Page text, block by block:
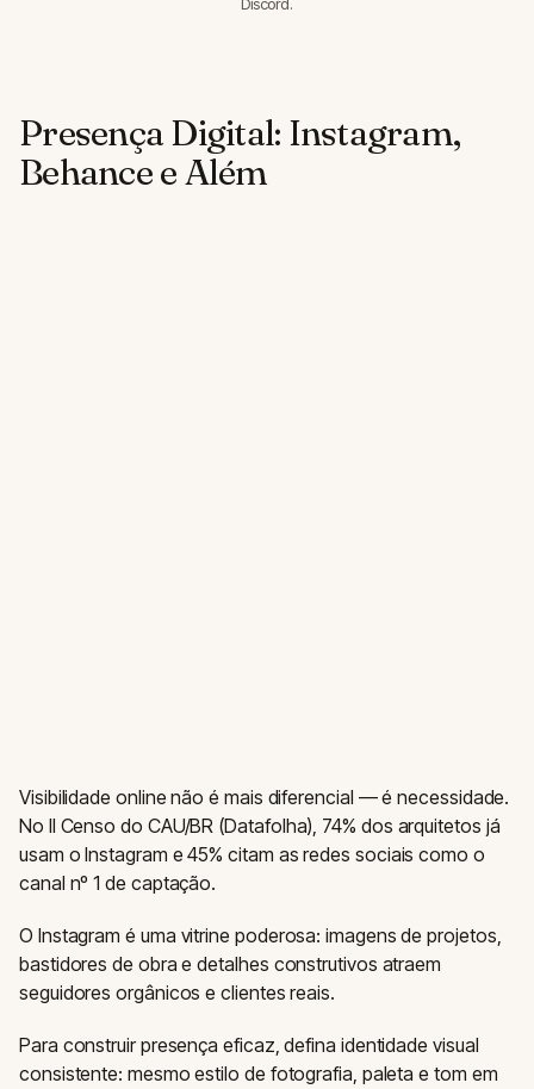
Presença Digital: Instagram,
Behance e Além
Visibilidade online não é mais diferencial — é necessidade.
No II Censo do CAU/BR (Datafolha), 74% dos arquitetos já
usam o Instagram e 45% citam as redes sociais como o
canal nº 1 de captação.
O Instagram é uma vitrine poderosa: imagens de projetos,
bastidores de obra e detalhes construtivos atraem
seguidores orgânicos e clientes reais.
Para construir presença eficaz, defina identidade visual
consistente: mesmo estilo de fotografia, paleta e tom em